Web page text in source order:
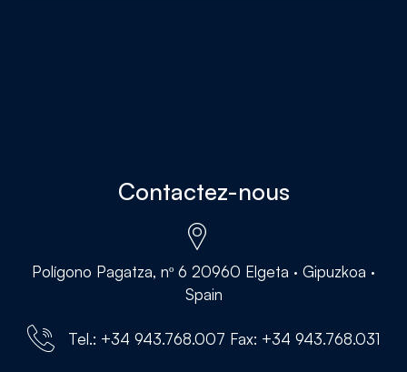
Contactez-nous
Polígono Pagatza, nº 6 20960 Elgeta · Gipuzkoa ·
Spain
Tel.: +34 943.768.007 Fax: +34 943.768.031